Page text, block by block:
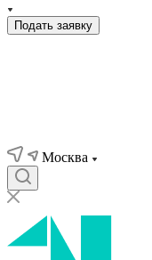
Подать заявку
Москва